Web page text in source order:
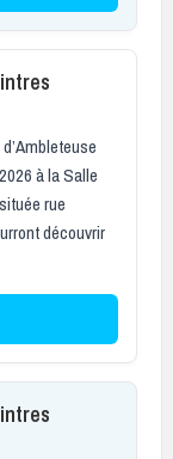
à la Salle
rue
découvrir